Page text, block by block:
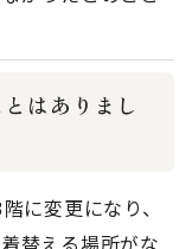
はありまし
に変更になり、
替える場所がな